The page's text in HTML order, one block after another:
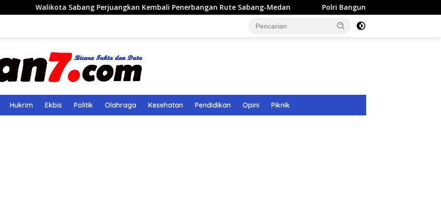
Sabang Perjuangkan Kembali Penerbangan Rute Sabang-Medan Polri Bangun 40 Titik Sumur Bor untuk Warga
Hukrim Ekbis Politik Olahraga Kesehatan Pendidikan Opini Piknik